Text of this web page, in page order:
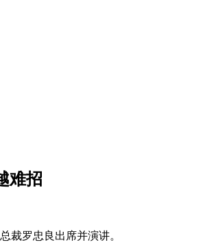
难招
裁罗忠良出席并演讲。